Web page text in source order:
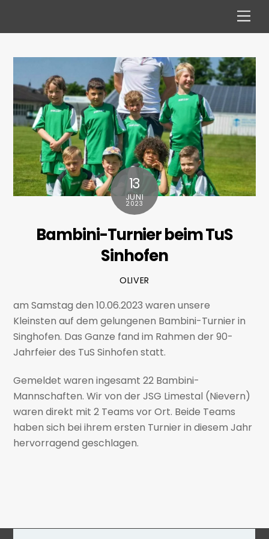
13
JUNI
2023
Bambini-Turnier beim TuS
Sinhofen
OLIVER
am Samstag den 10.06.2023 waren unsere
Kleinsten auf dem gelungenen Bambini-Turnier in
Singhofen. Das Ganze fand im Rahmen der 90-
Jahrfeier des TuS Sinhofen statt.
Gemeldet waren ingesamt 22 Bambini-
Mannschaften. Wir von der JSG Limestal (Nievern)
waren direkt mit 2 Teams vor Ort. Beide Teams
haben sich bei ihrem ersten Turnier in diesem Jahr
hervorragend geschlagen.